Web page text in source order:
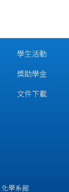
學生活動
獎助學金
文件下載
學系館